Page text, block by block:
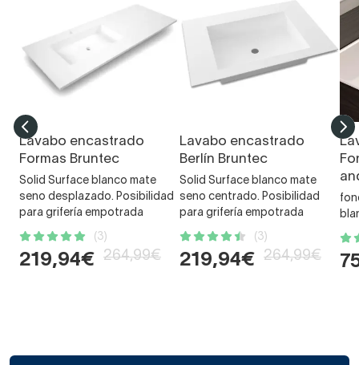
Lavabo encastrado
Formas Bruntec
Solid Surface blanco mate
seno desplazado. Posibilidad
para grifería empotrada
(3)
219,94€ 264,99€
Lavabo encastrado
Berlín Bruntec
Solid Surface blanco mate
seno centrado. Posibilidad
para grifería empotrada
(3)
219,94€ 264,99€